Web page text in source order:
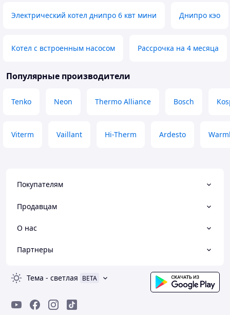
Электрический котел днипро 6 квт мини Днипро кэо
Котел с встроенным насосом Рассрочка на 4 месяца
Популярные производители
Tenko Neon Thermo Alliance Bosch
Viterm Vaillant Hi-Therm Ardesto
Покупателям
Продавцам
О нас
Партнеры
Тема - светлая BETA